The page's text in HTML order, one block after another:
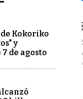
Kokoriko
y
de agosto